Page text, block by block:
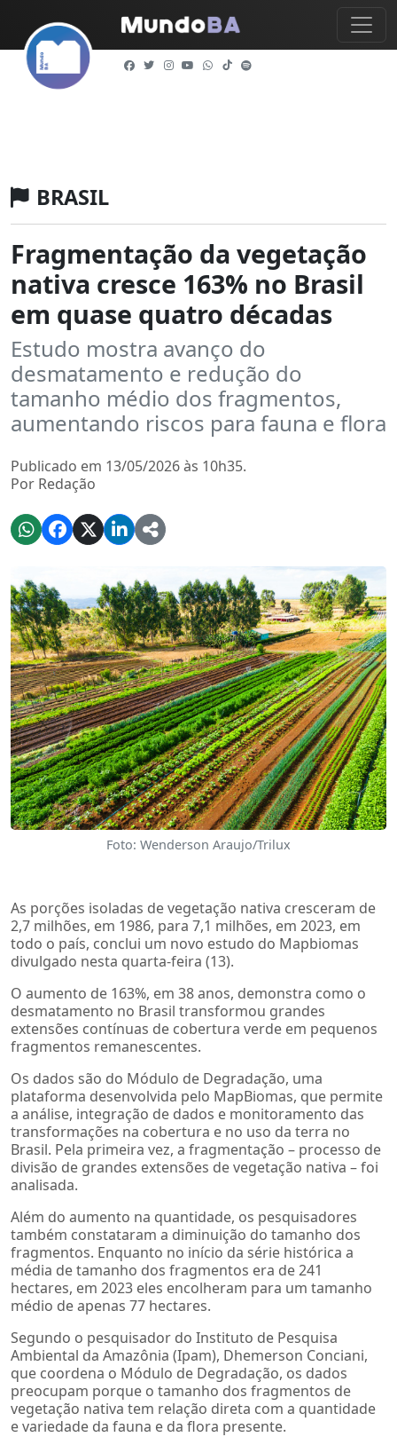
BRASIL
Fragmentação da vegetação
nativa cresce 163% no Brasil
em quase quatro décadas
Estudo mostra avanço do
desmatamento e redução do
tamanho médio dos fragmentos,
aumentando riscos para fauna e flora
Publicado em 13/05/2026 às 10h35.
Por Redação
Foto: Wenderson Araujo/Trilux
As porções isoladas de vegetação nativa cresceram de
2,7 milhões, em 1986, para 7,1 milhões, em 2023, em
todo o país, conclui um novo estudo do Mapbiomas
divulgado nesta quarta-feira (13).
O aumento de 163%, em 38 anos, demonstra como o
desmatamento no Brasil transformou grandes
extensões contínuas de cobertura verde em pequenos
fragmentos remanescentes.
Os dados são do Módulo de Degradação, uma
plataforma desenvolvida pelo MapBiomas, que permite
a análise, integração de dados e monitoramento das
transformações na cobertura e no uso da terra no
Brasil. Pela primeira vez, a fragmentação – processo de
divisão de grandes extensões de vegetação nativa – foi
analisada.
Além do aumento na quantidade, os pesquisadores
também constataram a diminuição do tamanho dos
fragmentos. Enquanto no início da série histórica a
média de tamanho dos fragmentos era de 241
hectares, em 2023 eles encolheram para um tamanho
médio de apenas 77 hectares.
Segundo o pesquisador do Instituto de Pesquisa
Ambiental da Amazônia (Ipam), Dhemerson Conciani,
que coordena o Módulo de Degradação, os dados
preocupam porque o tamanho dos fragmentos de
vegetação nativa tem relação direta com a quantidade
e variedade da fauna e da flora presente.